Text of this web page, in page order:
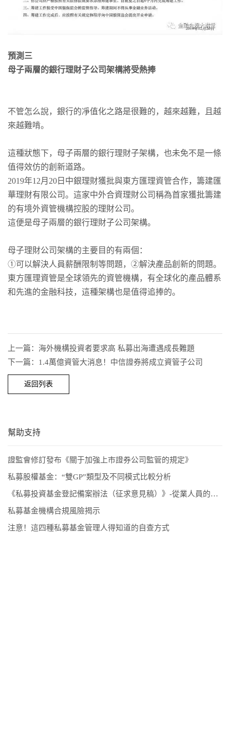
預測三
母子兩層的銀行理財子公司架構將受熱捧
不管怎么說，銀行的凈值化之路是很難的，越來越難，且越
來越難啃。
這種狀態下，母子兩層的銀行理財子架構，也未免不是一條
值得效仿的創新道路。
2019年12月20日中銀理財獲批與東方匯理資管合作，籌建匯
華理財有限公司。這家中外合資理財公司稱為首家獲批籌建
的有境外資管機構控股的理財公司。
這便是母子兩層的銀行理財子公司架構。
母子理財公司架構的主要目的有兩個：
①可以解決人員薪酬限制等問題，②解決產品創新的問題。
東方匯理資管是全球領先的資管機構，有全球化的產品體系
和先進的金融科技，這種架構也是值得追捧的。
上一篇：海外機構投資者要求高 私募出海遭遇成長難題
下一篇：1.4萬億資管大消息！中信證券將成立資管子公司
返回列表
幫助支持
證監會修訂發布《關于加強上市證券公司監管的規定》
私募股權基金：“雙GP”類型及不同模式比較分析
《私募投資基金登記備案辦法（征求意見稿）》-從業人員的五項解讀和新畫像
私募基金機構合規風險揭示
注意！這四種私募基金管理人得知道的自查方式